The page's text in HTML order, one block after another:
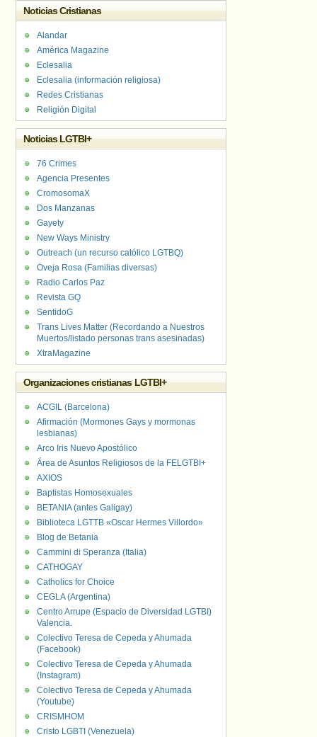
Noticias Cristianas
Alandar
América Magazine
Eclesalia
Eclesalia (información religiosa)
Redes Cristianas
Religión Digital
Noticias LGTBI+
76 Crimes
Agencia Presentes
CromosomaX
Dos Manzanas
Gayety
New Ways Ministry
Outreach (un recurso católico LGTBQ)
Oveja Rosa (Familias diversas)
Radio Carlos Paz
Revista GQ
SentidoG
Trans Lives Matter (Recordando a Nuestros
Muertos/listado personas trans asesinadas)
XtraMagazine
Organizaciones cristianas LGTBI+
ACGIL (Barcelona)
Afirmación (Mormones Gays y mormonas
lesbianas)
Arco Iris Nuevo Apostólico
Área de Asuntos Religiosos de la FELGTBI+
AXIOS
Baptistas Homosexuales
BETANIA (antes Galigay)
Biblioteca LGTTB «Oscar Hermes Villordo»
Blog de Betania
Cammini di Speranza (Italia)
CATHOGAY
Catholics for Choice
CEGLA (Argentina)
Centro Arrupe (Espacio de Diversidad LGTBI)
Valencia.
Colectivo Teresa de Cepeda y Ahumada
(Facebook)
Colectivo Teresa de Cepeda y Ahumada
(Instagram)
Colectivo Teresa de Cepeda y Ahumada
(Youtube)
CRISMHOM
Cristo LGBTI (Venezuela)